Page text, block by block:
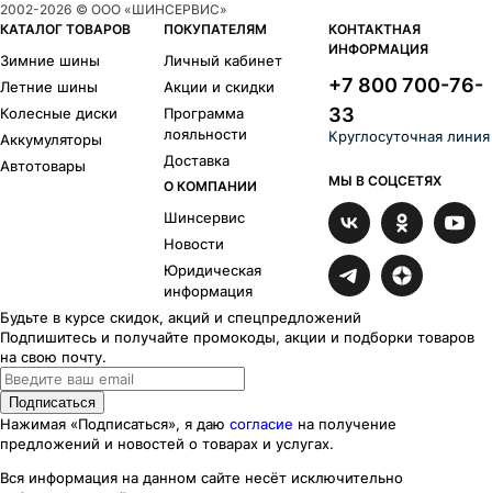
2002-2026 © ООО «ШИНСЕРВИС»
КАТАЛОГ ТОВАРОВ
Зимние шины
Летние шины
Колесные диски
Аккумуляторы
Автотовары
ПОКУПАТЕЛЯМ
Личный кабинет
Акции и скидки
Программа
лояльности
Доставка
О КОМПАНИИ
Шинсервис
Новости
Юридическая
информация
КОНТАКТНАЯ
ИНФОРМАЦИЯ
+7 800 700-76-
33
Круглосуточная линия
МЫ В СОЦСЕТЯХ
Будьте в курсе скидок, акций и спецпредложений
Подпишитесь и получайте промокоды, акции и подборки товаров
на свою почту.
Подписаться
Нажимая «Подписаться», я даю согласие на получение
предложений и новостей о товарах и услугах.
Вся информация на данном сайте несёт исключительно